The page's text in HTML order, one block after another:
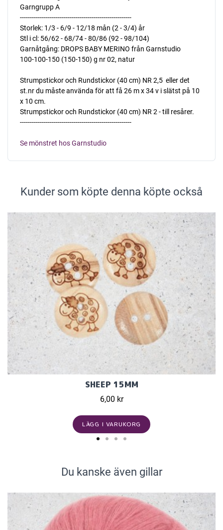
Garngrupp A
--------------------------------------------------------
Storlek: 1/3 - 6/9 - 12/18 mån (2 - 3/4) år
Stl i cl: 56/62 - 68/74 - 80/86 (92 - 98/104)
Garnåtgång: DROPS BABY MERINO från Garnstudio
100-100-150 (150-150) g nr 02, natur
Strumpstickor och Rundstickor (40 cm) NR 2,5  eller det
st.nr du måste använda för att få 26 m x 34 v i slätst på 10
x 10 cm.
Strumpstickor och Rundstickor (40 cm) NR 2 - till resårer.
--------------------------------------------------------
Se mönstret hos Garnstudio
Kunder som köpte denna köpte också
SHEEP 15MM
6,00 kr
LÄGG I VARUKORG
Du kanske även gillar